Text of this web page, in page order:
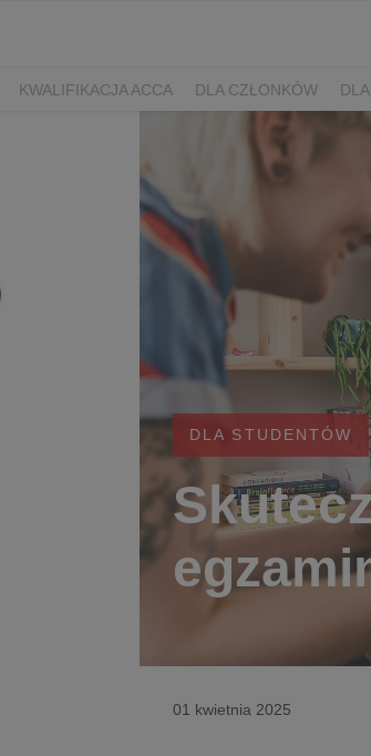
KWALIFIKACJA ACCA DLA CZŁONKÓW
DLA STUDENTÓW
01 kwietnia 2025